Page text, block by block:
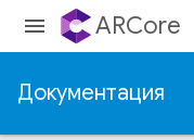
ARCore
Документация